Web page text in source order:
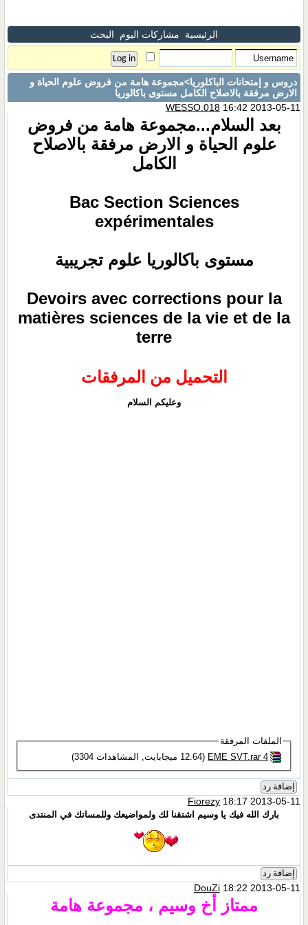
الرئيسية مشاركات اليوم البحث
دروس و إمتحانات الباكلوريا>مجموعة هامة من فروض علوم الحياة و
الارض مرفقة بالاصلاح الكامل مستوى باكالوريا
WESSO.01816:42 2013-05-11
بعد السلام...مجموعة هامة من فروض
علوم الحياة و الارض مرفقة بالاصلاح
الكامل
Bac Section Sciences
expérimentales
مستوى باكالوريا علوم تجريبية
Devoirs avec corrections pour la
matières sciences de la vie et de la
terre
التحميل من المرفقات
وعليكم السلام
الملفات المرفقة
4 EME SVT.rar‏
(12.64 ميجابايت, المشاهدات 3304)
إضافة رد
Fiorezy18:17 2013-05-11
بارك الله فيك يا وسيم اشتقنا لك ولمواضيعك وللمساتك في المنتدى
إضافة رد
DouZi18:22 2013-05-11
ممتاز أخ وسيم ، مجموعة هامة